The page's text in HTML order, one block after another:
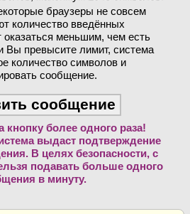
браузеры не совсем
количество введённых
меньшим, чем есть
Вы превысите лимит, система
количество символов и
сообщение.
кнопку более одного раза!
выдаст подтверждение
В целях безопасности, с
подавать больше одного
в минуту.